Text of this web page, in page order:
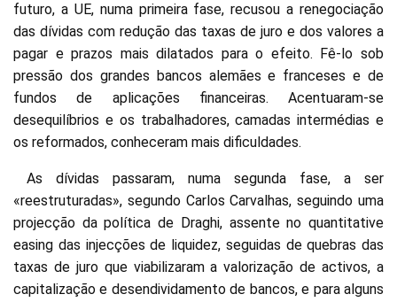
futuro, a UE, numa primeira fase, recusou a renegociação
das dívidas com redução das taxas de juro e dos valores a
pagar e prazos mais dilatados para o efeito. Fê-lo sob
pressão dos grandes bancos alemães e franceses e de
fundos de aplicações financeiras. Acentuaram-se
desequilíbrios e os trabalhadores, camadas intermédias e
os reformados, conheceram mais dificuldades.
As dívidas passaram, numa segunda fase, a ser
«reestruturadas», segundo Carlos Carvalhas, seguindo uma
projecção da política de Draghi, assente no quantitative
easing das injecções de liquidez, seguidas de quebras das
taxas de juro que viabilizaram a valorização de activos, a
capitalização e desendividamento de bancos, e para alguns